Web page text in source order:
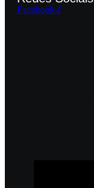
Facebook-f